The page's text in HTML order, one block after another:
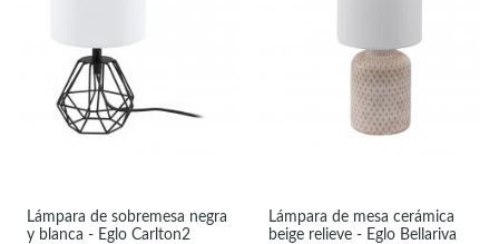
Lámpara de sobremesa negra
y blanca - Eglo Carlton2
Lámpara de mesa cerámica
beige relieve - Eglo Bellariva